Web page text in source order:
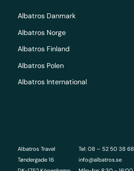
Albatros Travel
Tøndergade 16
Tel: 08 – 52 50 38 68
info@albatros.se
Albatros Danmark
Albatros Norge
Albatros Finland
Albatros Polen
Albatros International